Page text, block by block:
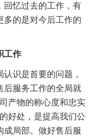
回忆过去的工作，有
多的是对今后工作的
工作
识是首要的问题，
后服务工作的全局就
产物的称心度和忠实
好处，是提高我们公
成局部。做好售后服